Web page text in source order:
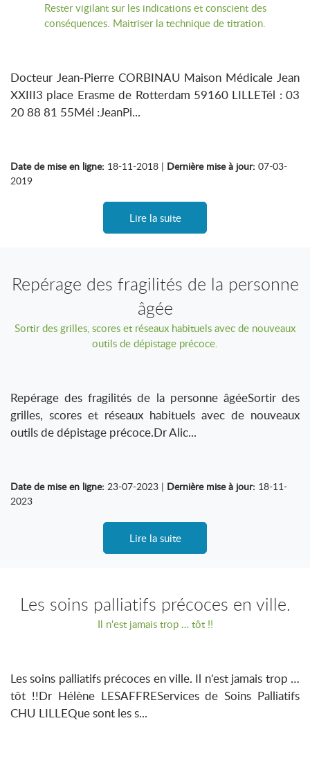
Rester vigilant sur les indications et conscient des
conséquences. Maitriser la technique de titration.
Docteur Jean-Pierre CORBINAU Maison Médicale Jean
XXIII3 place Erasme de Rotterdam 59160 LILLETél : 03
20 88 81 55Mél :JeanPi...
Date de mise en ligne: 18-11-2018 | Dernière mise à jour: 07-03-
2019
Lire la suite
Repérage des fragilités de la personne
âgée
Sortir des grilles, scores et réseaux habituels avec de nouveaux
outils de dépistage précoce.
Repérage des fragilités de la personne âgéeSortir des
grilles, scores et réseaux habituels avec de nouveaux
outils de dépistage précoce.Dr Alic...
Date de mise en ligne: 23-07-2023 | Dernière mise à jour: 18-11-
2023
Lire la suite
Les soins palliatifs précoces en ville.
Il n'est jamais trop … tôt !!
Les soins palliatifs précoces en ville. Il n'est jamais trop …
tôt !!Dr Hélène LESAFFREServices de Soins Palliatifs
CHU LILLEQue sont les s...